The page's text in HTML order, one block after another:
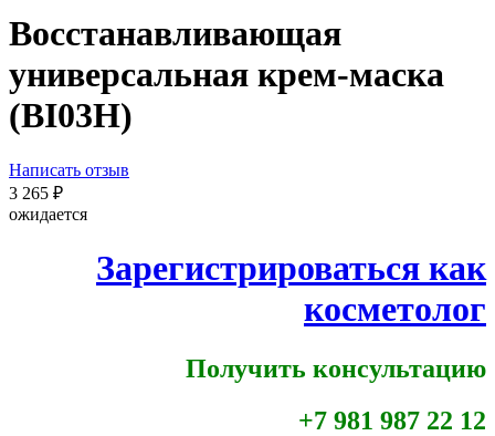
Восстанавливающая
универсальная крем-маска
(BI03H)
Написать отзыв
3 265 ₽
ожидается
Зарегистрироваться как
косметолог
Получить консультацию
+7 981 987 22 12